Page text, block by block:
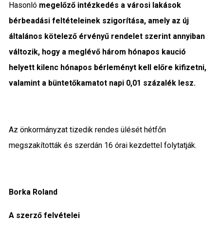
Hasonló megelőző intézkedés a városi lakások
bérbeadási feltételeinek szigorítása, amely az új
általános kötelező érvényű rendelet szerint annyiban
változik, hogy a meglévő három hónapos kaució
helyett kilenc hónapos bérleményt kell előre kifizetni,
valamint a büntetőkamatot napi 0,01 százalék lesz.
Az önkormányzat tizedik rendes ülését hétfőn
megszakították és szerdán 16 órai kezdettel folytatják.
Borka Roland
A szerző felvételei